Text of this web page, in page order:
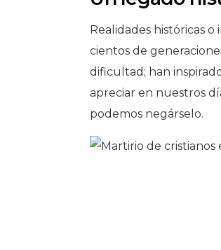
Realidades históricas
cientos de
dificultad; han
apreciar en nuestros
podemos negárselo.